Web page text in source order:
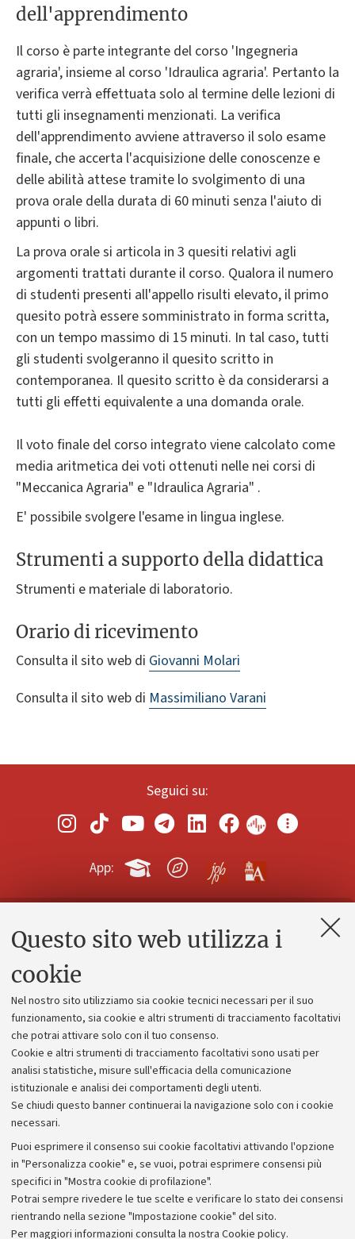
Questo sito web utilizza i
cookie
Nel nostro sito utilizziamo sia cookie tecnici necessari per il suo
funzionamento, sia cookie e altri strumenti di tracciamento facoltativi
che potrai attivare solo con il tuo consenso.
Cookie e altri strumenti di tracciamento facoltativi sono usati per
analisi statistiche, misure sull'efficacia della comunicazione
istituzionale e analisi dei comportamenti degli utenti.
Se chiudi questo banner continuerai la navigazione solo con i cookie
necessari.
Puoi esprimere il consenso sui cookie facoltativi attivando l'opzione
in "Personalizza cookie" e, se vuoi, potrai esprimere consensi più
specifici in "Mostra cookie di profilazione".
Potrai sempre rivedere le tue scelte e verificare lo stato dei consensi
rientrando nella sezione "Impostazione cookie" del sito.
Per maggiori informazioni consulta la nostra Cookie policy.
dell'apprendimento
Il corso è parte integrante del corso 'Ingegneria
agraria', insieme al corso 'Idraulica agraria'. Pertanto la
verifica verrà effettuata solo al termine delle lezioni di
tutti gli insegnamenti menzionati. La verifica
dell'apprendimento avviene attraverso il solo esame
finale, che accerta l'acquisizione delle conoscenze e
delle abilità attese tramite lo svolgimento di una
prova orale della durata di 60 minuti senza l'aiuto di
appunti o libri.
La prova orale si articola in 3 quesiti relativi agli
argomenti trattati durante il corso. Qualora il numero
di studenti presenti all'appello risulti elevato, il primo
quesito potrà essere somministrato in forma scritta,
con un tempo massimo di 15 minuti. In tal caso, tutti
gli studenti svolgeranno il quesito scritto in
contemporanea. Il quesito scritto è da considerarsi a
tutti gli effetti equivalente a una domanda orale.
Il voto finale del corso integrato viene calcolato come
media aritmetica dei voti ottenuti nelle nei corsi di
"Meccanica Agraria" e "Idraulica Agraria" .
E' possibile svolgere l'esame in lingua inglese.
Strumenti a supporto della didattica
Strumenti e materiale di laboratorio.
Orario di ricevimento
Consulta il sito web di Giovanni Molari
Consulta il sito web di Massimiliano Varani
Seguici su:
App:
Contatti e PEC
Alumni community
Piano strategico
Bilanci
Donazioni e 5x1000
Bandi, gare e concorsi
Albo online
Amministrazione trasparente
Atti di notifica